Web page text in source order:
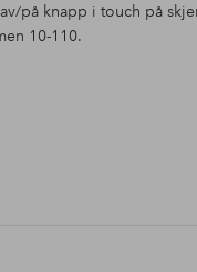
på knapp i touch på
10-110.